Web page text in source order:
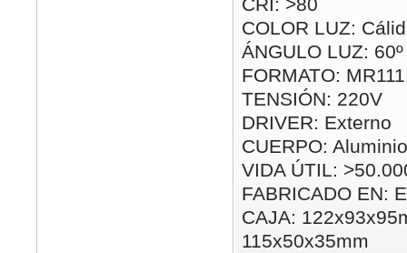
CRI: >80
COLOR LUZ:
ÁNGULO LUZ: 60º
FORMATO: MR111
TENSIÓN: 220V
DRIVER: Externo
CUERPO: Aluminio
VIDA ÚTIL:
FABRICADO EN:
CAJA:
115x50x35mm